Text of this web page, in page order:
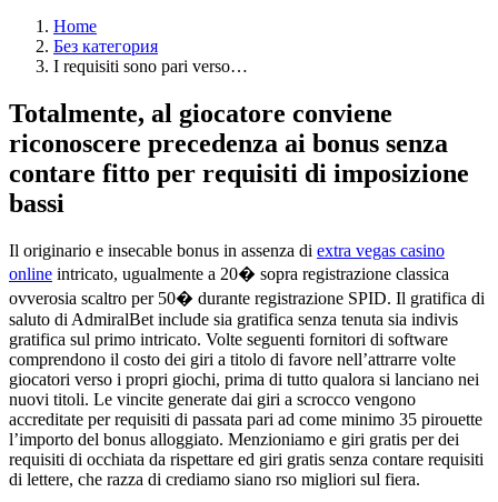
Home
Без категория
I requisiti sono pari verso…
Totalmente, al giocatore conviene
riconoscere precedenza ai bonus senza
contare fitto per requisiti di imposizione
bassi
Il originario e insecable bonus in assenza di extra vegas casino
online intricato, ugualmente a 20� sopra registrazione classica
ovverosia scaltro per 50� durante registrazione SPID. Il gratifica di
saluto di AdmiralBet include sia gratifica senza tenuta sia indivis
gratifica sul primo intricato. Volte seguenti fornitori di software
comprendono il costo dei giri a titolo di favore nell’attrarre volte
giocatori verso i propri giochi, prima di tutto qualora si lanciano nei
nuovi titoli. Le vincite generate dai giri a scrocco vengono
accreditate per requisiti di passata pari ad come minimo 35 pirouette
l’importo del bonus alloggiato. Menzioniamo e giri gratis per dei
requisiti di occhiata da rispettare ed giri gratis senza contare requisiti
di lettere, che razza di crediamo siano rso migliori sul fiera.